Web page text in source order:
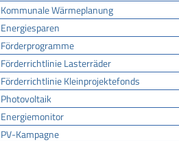
Kommunale Wärmeplanung
Energiesparen
Förderprogramme
Förderrichtlinie Lasterräder
Förderrichtlinie Kleinprojektefonds
Photovoltaik
Energiemonitor
PV-Kampagne